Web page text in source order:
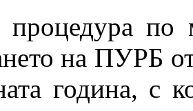
по
на ПУРБ
година, с